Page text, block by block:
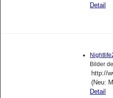
Detail
Bilder
http://
(Neu:
Detail